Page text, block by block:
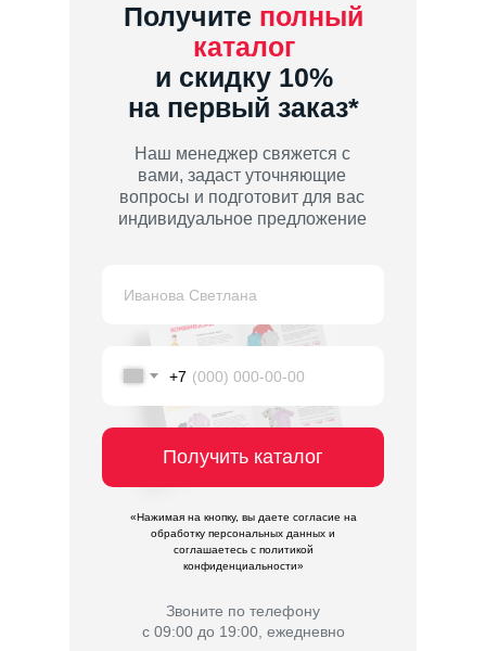
+7
Получить каталог
Звоните по телефону
с 09:00 до 19:00, ежедневно
«Нажимая на кнопку, вы даете согласие на
обработку персональных данных и
соглашаетесь c политикой
конфиденциальности»
Наш менеджер свяжется с
вами, задаст уточняющие
вопросы и подготовит для вас
индивидуальное предложение
Получите полный
каталог
и скидку 10%
на первый заказ*